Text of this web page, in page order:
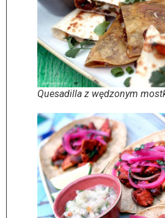
Quesadilla z wędzonym